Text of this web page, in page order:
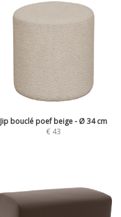
Jip bouclé poef beige - Ø 34 cm
€43